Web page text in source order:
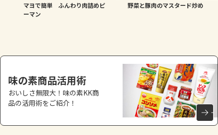
マヨで簡単 ふんわり肉詰めピ
ーマン
野菜と豚肉のマスタード炒め
味の素商品活用術
おいしさ無限大！味の素KK商
品の活用術をご紹介！